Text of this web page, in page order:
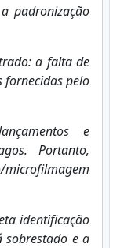
padronização
a falta de
pelo
e
Portanto,
identificação
sobrestado e a